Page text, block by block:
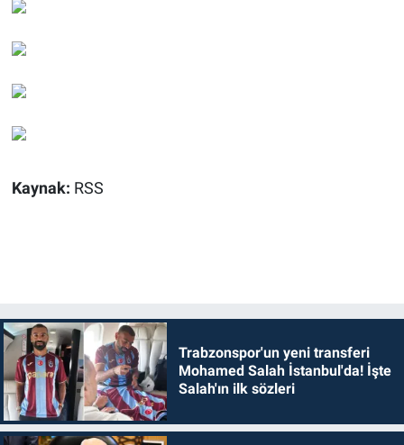
Kaynak: RSS
Trabzonspor'un yeni transferi
Mohamed Salah İstanbul'da! İşte
Salah'ın ilk sözleri